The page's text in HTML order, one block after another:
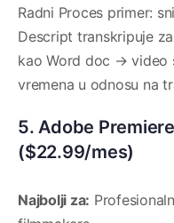
Radni Proces primer:
Descript transkripuje
kao Word doc → video
vremena u odnosu na
5. Adobe
($22.99/mes)
Najbolji za: